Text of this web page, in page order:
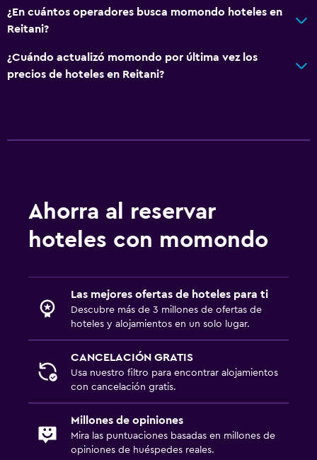
Estacionamiento privado
Sistema de entretenimiento
TV de pantalla plana
Habitación
Acceso a la playa
Salud y seguridad
Limpieza diaria
Botiquín de primeros auxilios
Piscina al aire libre
Toallas para piscina
¿En cuántos operadores busca momondo hoteles en
Reitani?
¿Cuándo actualizó momondo por última vez los
precios de hoteles en Reitani?
Ahorra al reservar
hoteles con momondo
Las mejores ofertas de hoteles para ti
Descubre más de 3 millones de ofertas de
hoteles y alojamientos en un solo lugar.
CANCELACIÓN GRATIS
Usa nuestro filtro para encontrar alojamientos
con cancelación gratis.
Millones de opiniones
Mira las puntuaciones basadas en millones de
opiniones de huéspedes reales.